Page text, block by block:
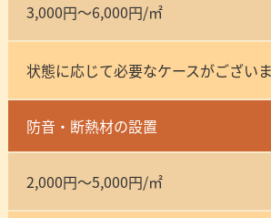
3,000円～6,000円/㎡
状態に応じて必要なケースがござい
防音・断熱材の設置
2,000円～5,000円/㎡